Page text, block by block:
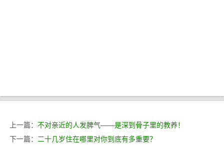
上一篇： 不对亲近的人发脾气——是深到骨子里的教养！
下一篇：
二十几岁住在哪里对你到底有多重要？